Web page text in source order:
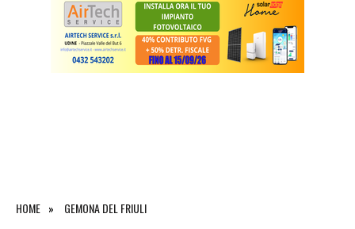
HOME GEMONA DEL FRIULI